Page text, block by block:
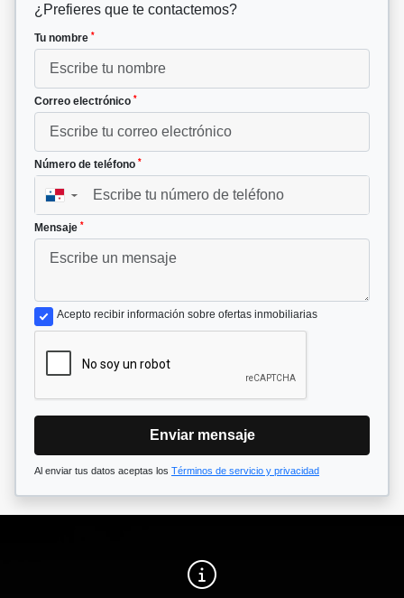
¿Prefieres que te contactemos?
Tu nombre *
Correo electrónico *
Número de teléfono *
▼
Mensaje *
Acepto recibir información sobre ofertas inmobiliarias
Enviar mensaje
Al enviar tus datos aceptas los Términos de servicio y privacidad